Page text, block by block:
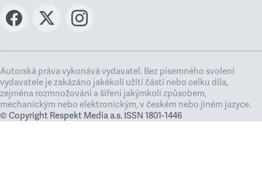
Autorská práva vykonává vydavatel. Bez písemného svolení
vydavatele je zakázáno jakékoli užití částí nebo celku díla,
zejména rozmnožování a šíření jakýmkoli způsobem,
mechanickým nebo elektronickým, v českém nebo jiném jazyce.
© Copyright Respekt Media a.s. ISSN 1801-1446